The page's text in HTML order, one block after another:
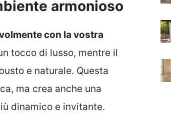
armonioso
con la vostra
tocco di lusso, mentre il
e naturale. Questa
ma crea anche una
dinamico e invitante.